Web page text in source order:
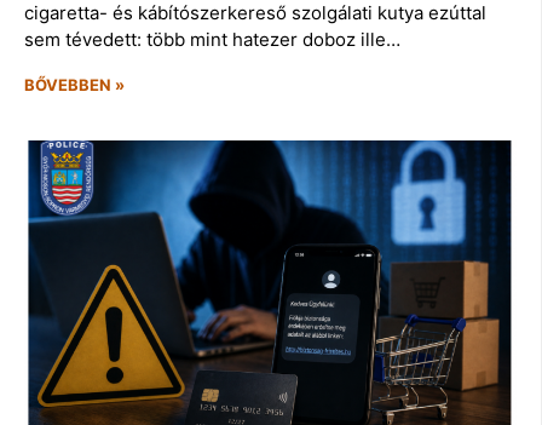
cigaretta- és kábítószerkereső szolgálati kutya ezúttal
sem tévedett: több mint hatezer doboz ille…
BŐVEBBEN »